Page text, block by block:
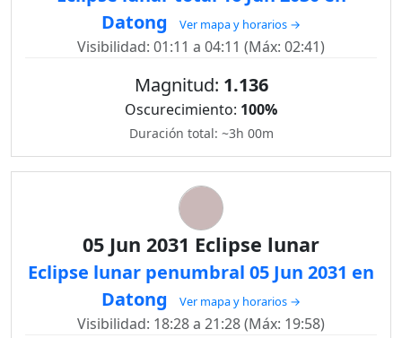
Datong
Ver mapa y horarios →
Visibilidad: 01:11 a 04:11 (Máx: 02:41)
Magnitud: 1.136
Oscurecimiento: 100%
Duración total: ~3h 00m
05 Jun 2031 Eclipse lunar
Eclipse lunar penumbral 05 Jun 2031 en
Datong
Ver mapa y horarios →
Visibilidad: 18:28 a 21:28 (Máx: 19:58)